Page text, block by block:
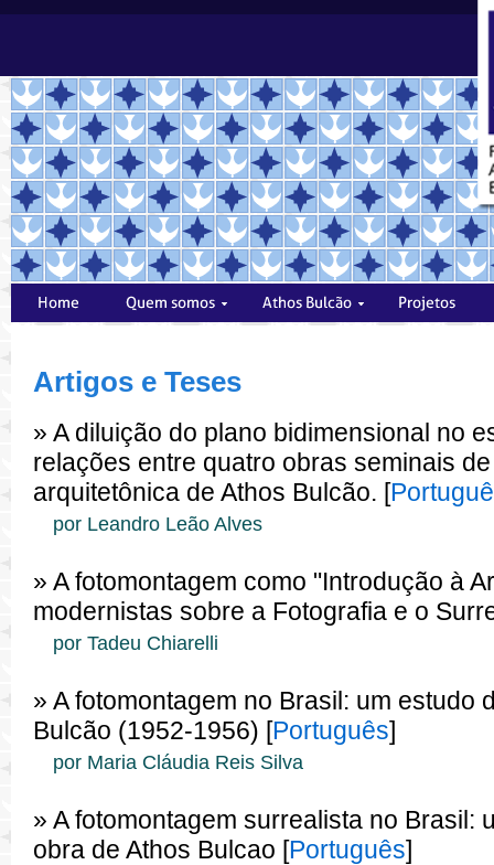
Artigos e Teses
» A diluição do plano bidimensional no
relações entre quatro obras seminais
arquitetônica de Athos Bulcão. [
por Leandro Leão Alves
» A fotomontagem como "Introdução à
modernistas sobre a Fotografia e o
por Tadeu Chiarelli
» A fotomontagem no Brasil: um estudo
Bulcão (1952-1956) [Português]
por Maria Cláudia Reis Silva
» A fotomontagem surrealista no Brasil:
obra de Athos Bulcao [Português]